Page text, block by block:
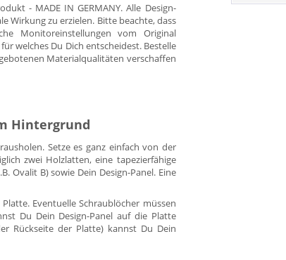
- MADE IN GERMANY. Alle Design-
Wirkung zu erzielen. Bitte beachte, dass
Monitoreinstellungen vom Original
welches Du Dich entscheidest. Bestelle
Materialqualitäten verschaffen
Hintergrund
Setze es ganz einfach von der
zwei Holzlatten, eine tapezierfähige
Ovalit B) sowie Dein Design-Panel. Eine
Eventuelle Schraublöcher müssen
Du Dein Design-Panel auf die Platte
Rückseite der Platte) kannst Du Dein